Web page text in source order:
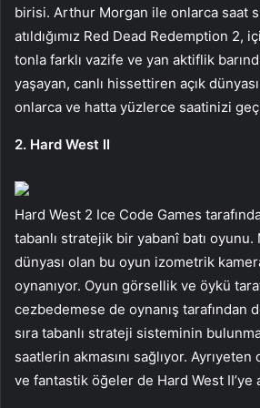
birisi. Arthur Morgan ile onlarca saat
atıldığımız Red Dead Redemption 2,
tonla farklı vazife ve yan aktiflik
yaşayan, canlı hissettiren açık
onlarca ve hatta yüzlerce saatinizi
2. Hard West II
Hard West 2 Ice Code Games
tabanlı stratejik bir yabanî batı oyunu.
dünyası olan bu oyun izometrik
oynanıyor. Oyun görsellik ve öykü
cezbedemese de oynanış tarafından
sıra tabanlı strateji sisteminin
saatlerin akmasını sağlıyor.
ve fantastik öğeler de Hard West II’ye